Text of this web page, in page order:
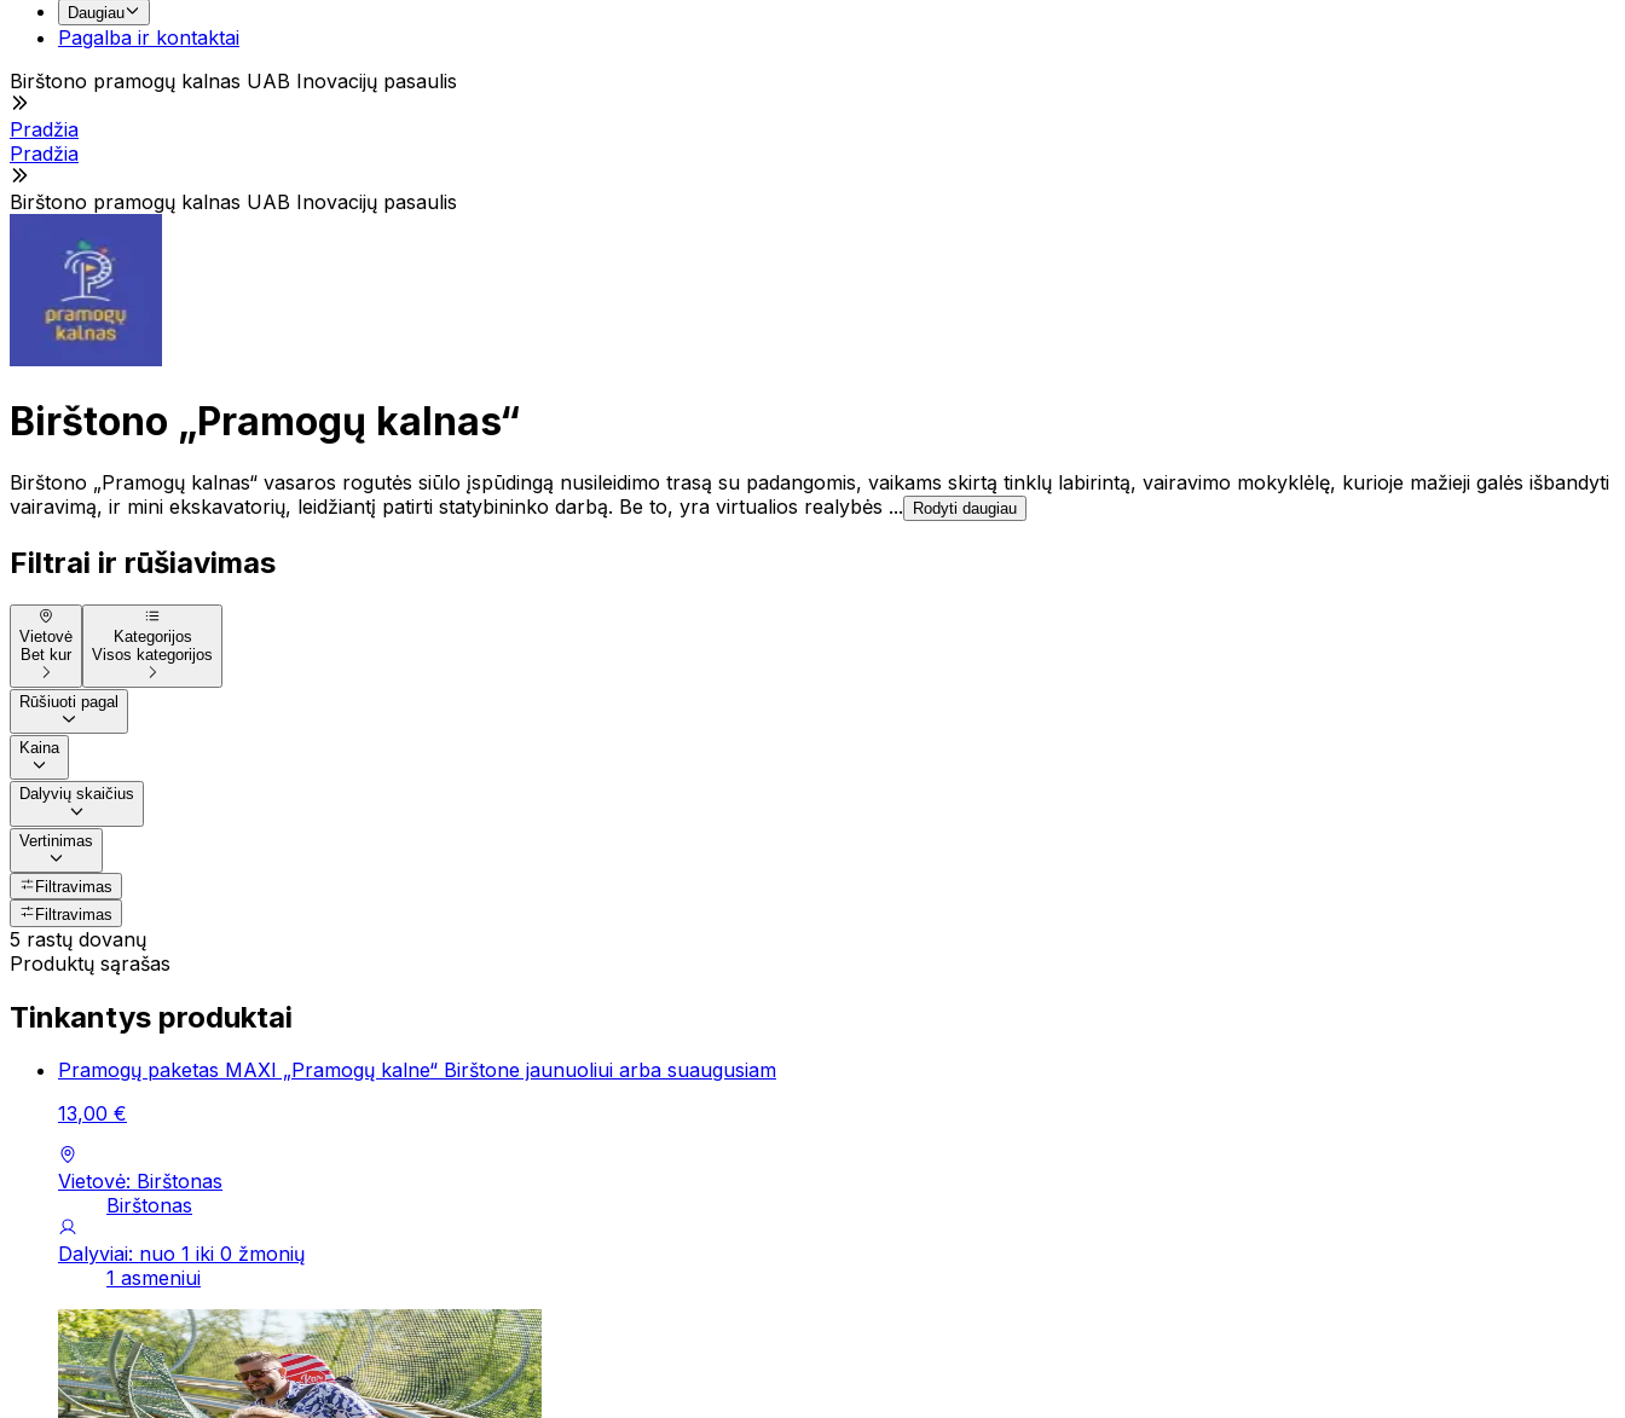
Daugiau
Pagalba ir kontaktai
Birštono pramogų kalnas UAB Inovacijų pasaulis
Pradžia
Pradžia
Birštono pramogų kalnas UAB Inovacijų pasaulis
Birštono „Pramogų kalnas“
Birštono „Pramogų kalnas“ vasaros rogutės siūlo įspūdingą nusileidimo trasą su padangomis, vaikams skirtą tinklų labirintą, vairavimo mokyklėlę, kurioje mažieji galės išbandyti
vairavimą, ir mini ekskavatorių, leidžiantį patirti statybininko darbą. Be to, yra virtualios realybės ...
Rodyti daugiau
Filtrai ir rūšiavimas
Vietovė
Bet kur
Kategorijos
Visos kategorijos
Rūšiuoti pagal
Kaina
Dalyvių skaičius
Vertinimas
Filtravimas
Filtravimas
5 rastų dovanų
Produktų sąrašas
Tinkantys produktai
Pramogų paketas MAXI „Pramogų kalne“ Birštone jaunuoliui arba suaugusiam
13,00 €
Vietovė: Birštonas
Birštonas
Dalyviai: nuo 1 iki 0 žmonių
1 asmeniui